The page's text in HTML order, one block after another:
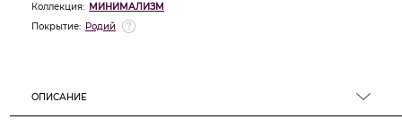
Коллекция: МИНИМАЛИЗМ
Покрытие: Родий
ОПИСАНИЕ